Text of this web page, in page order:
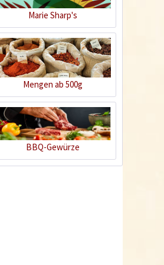
Wasabi Erdnüsse
Inhalt0.12 Kilogramm(33,25 € * / 1 Kilogramm)
Marie Sharp's
Mengen ab 500g
BBQ-Gewürze